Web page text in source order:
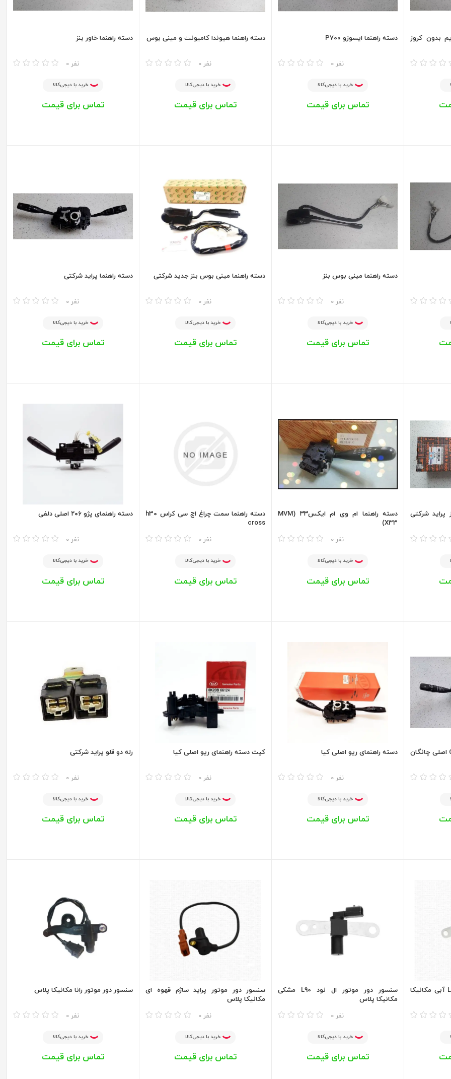
بدون کروز
دسته راهنما ایسوزو P700
0 نفر
خرید با دیجی‌کالا
تماس برای قیمت
دسته راهنما هیوندا کامیونت و مینی بوس
0 نفر
خرید با دیجی‌کالا
تماس برای قیمت
دسته راهنما خاور بنز
0 نفر
خرید با دیجی‌کالا
تماس برای قیمت
دسته راهنما مینی بوس بنز
0 نفر
خرید با دیجی‌کالا
تماس برای قیمت
دسته راهنما مینی بوس بنز جدید شرکتی
0 نفر
خرید با دیجی‌کالا
تماس برای قیمت
دسته راهنما پراید شرکتی
0 نفر
خرید با دیجی‌کالا
تماس برای قیمت
پراید شرکتی
دسته راهنما ام وی ام ایکس۳۳ (MVM
X33)
0 نفر
خرید با دیجی‌کالا
تماس برای قیمت
دسته راهنما سمت چراغ اچ سی کراس h30
cross
0 نفر
خرید با دیجی‌کالا
تماس برای قیمت
دسته راهنمای پژو ۲۰۶ اصلی دلفی
0 نفر
خرید با دیجی‌کالا
تماس برای قیمت
دسته راهنمای چانگان CS35 اصلی چانگان
دسته راهنمای ریو اصلی کیا
0 نفر
خرید با دیجی‌کالا
تماس برای قیمت
کیت دسته راهنمای ریو اصلی کیا
0 نفر
خرید با دیجی‌کالا
تماس برای قیمت
رله دو قلو پراید شرکتی
0 نفر
خرید با دیجی‌کالا
تماس برای قیمت
سنسور دور موتور ال نود L90 آبی مکانیکا
سنسور دور موتور ال نود L90 مشکی
مکانیکا پلاس
0 نفر
خرید با دیجی‌کالا
تماس برای قیمت
سنسور دور موتور پراید ساژم قهوه ای
مکانیکا پلاس
0 نفر
خرید با دیجی‌کالا
تماس برای قیمت
سنسور دور موتور رانا مکانیکا پلاس
0 نفر
خرید با دیجی‌کالا
تماس برای قیمت